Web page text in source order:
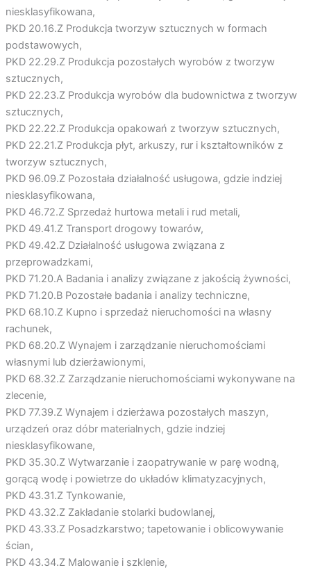
niesklasyfikowana,
PKD 20.16.Z Produkcja tworzyw sztucznych w formach
podstawowych,
PKD 22.29.Z Produkcja pozostałych wyrobów z tworzyw
sztucznych,
PKD 22.23.Z Produkcja wyrobów dla budownictwa z tworzyw
sztucznych,
PKD 22.22.Z Produkcja opakowań z tworzyw sztucznych,
PKD 22.21.Z Produkcja płyt, arkuszy, rur i kształtowników z
tworzyw sztucznych,
PKD 96.09.Z Pozostała działalność usługowa, gdzie indziej
niesklasyfikowana,
PKD 46.72.Z Sprzedaż hurtowa metali i rud metali,
PKD 49.41.Z Transport drogowy towarów,
PKD 49.42.Z Działalność usługowa związana z
przeprowadzkami,
PKD 71.20.A Badania i analizy związane z jakością żywności,
PKD 71.20.B Pozostałe badania i analizy techniczne,
PKD 68.10.Z Kupno i sprzedaż nieruchomości na własny
rachunek,
PKD 68.20.Z Wynajem i zarządzanie nieruchomościami
własnymi lub dzierżawionymi,
PKD 68.32.Z Zarządzanie nieruchomościami wykonywane na
zlecenie,
PKD 77.39.Z Wynajem i dzierżawa pozostałych maszyn,
urządzeń oraz dóbr materialnych, gdzie indziej
niesklasyfikowane,
PKD 35.30.Z Wytwarzanie i zaopatrywanie w parę wodną,
gorącą wodę i powietrze do układów klimatyzacyjnych,
PKD 43.31.Z Tynkowanie,
PKD 43.32.Z Zakładanie stolarki budowlanej,
PKD 43.33.Z Posadzkarstwo; tapetowanie i oblicowywanie
ścian,
PKD 43.34.Z Malowanie i szklenie,